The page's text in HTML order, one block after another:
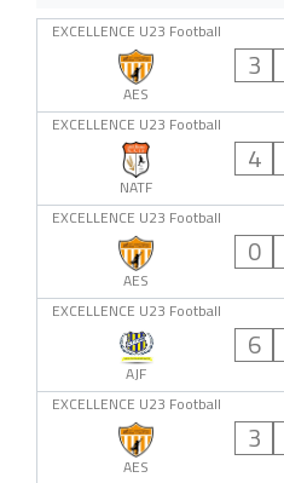
EXCELLENCE U23 Football
AES
3
EXCELLENCE U23 Football
NATF
4
EXCELLENCE U23 Football
AES
0
EXCELLENCE U23 Football
AJF
6
EXCELLENCE U23 Football
AES
3